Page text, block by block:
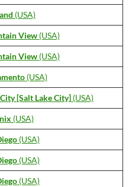
(USA)
View (USA)
View (USA)
(USA)
[Salt Lake City] (USA)
(USA)
(USA)
(USA)
(USA)